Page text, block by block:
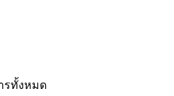
รทั้งหมด